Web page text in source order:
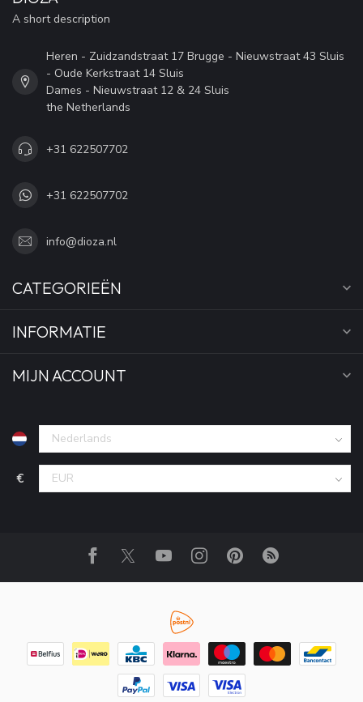
A short description
Heren - Zuidzandstraat 17 Brugge - Nieuwstraat 43 Sluis
- Oude Kerkstraat 14 Sluis
Dames - Nieuwstraat 12 & 24 Sluis
the Netherlands
+31 622507702
+31 622507702
info@dioza.nl
CATEGORIEËN
INFORMATIE
MIJN ACCOUNT
€